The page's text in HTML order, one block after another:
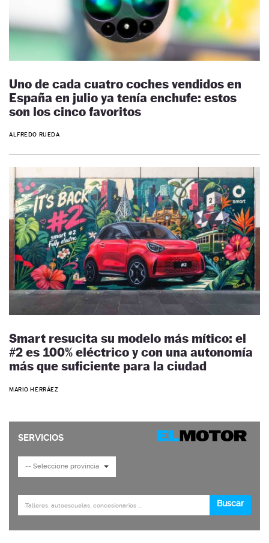
Uno de cada cuatro coches vendidos en
España en julio ya tenía enchufe: estos
son los cinco favoritos
ALFREDO RUEDA
Smart resucita su modelo más mítico: el
#2 es 100% eléctrico y con una autonomía
más que suficiente para la ciudad
MARIO HERRÁEZ